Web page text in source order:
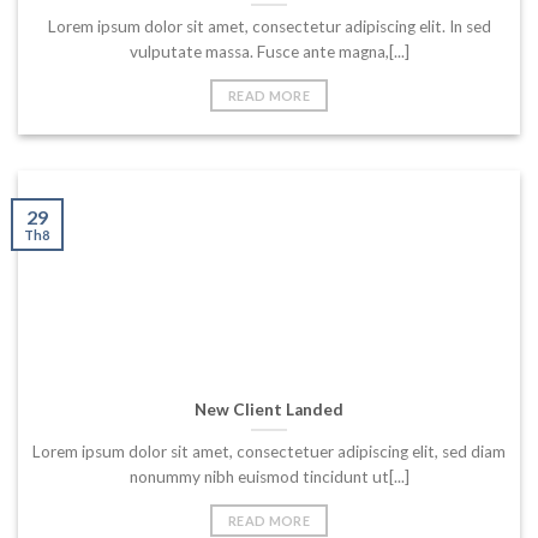
Lorem ipsum dolor sit amet, consectetur adipiscing elit. In sed
vulputate massa. Fusce ante magna,[...]
READ MORE
New Client Landed
Lorem ipsum dolor sit amet, consectetuer adipiscing elit, sed diam
nonummy nibh euismod tincidunt ut[...]
READ MORE
29
Th8